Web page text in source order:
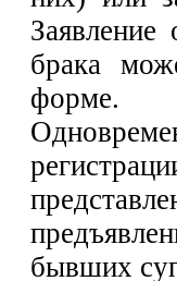
Заявление
брака
форме.
бывших